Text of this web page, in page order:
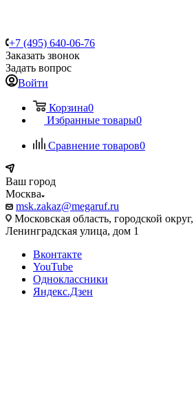
+7 (495) 640-06-76
Заказать звонок
Задать вопрос
Войти
Корзина0
Избранные товары0
Сравнение товаров0
Ваш город
Москва
msk.zakaz@megaruf.ru
Московская область, городской
Ленинградская улица, дом 1
Вконтакте
YouTube
Одноклассники
Яндекс.Дзен